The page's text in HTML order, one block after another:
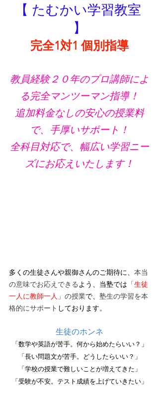
【 たむかい学習教室
】
完全1対1 個別指導
教員経験２０年のプロ講師によ
る完全マンツーマン指導！
追加料金なしの安心の授業料
で、手厚いサポート！
全科目対応で、幅広い学習ニー
ズにお応えいたします！
多くの生徒さんや親御さんのご期待に、 本当
の意味でお応えできるよう、当塾では 「生徒
一人に教師一人 」の授業で、 塾生の学習を本
格的にサポート しております。
生徒のホンネ
「数学や英語が苦手。何から始めたらいい？」
「長い問題文が苦手。どうしたらいい？」
「学校の授業で難しいことが増えてきた」
「受験が不安。テスト成績を上げていきたい」